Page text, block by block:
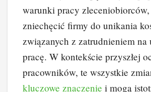
warunki pracy zleceniobiorców,
zniechęcić firmy do unikania
związanych z zatrudnieniem na
pracę. W kontekście przyszłej
pracowników, te wszystkie
kluczowe znaczenie i mogą